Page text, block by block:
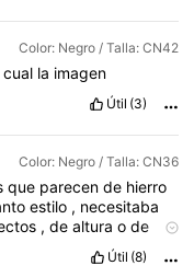
Color: Negro / Talla: CN42
cual la imagen
Útil (3)
Color: Negro / Talla: CN36
que parecen de hierro
estilo , necesitaba
,dealturaode
pormucho
aprietandeÚtil (8)